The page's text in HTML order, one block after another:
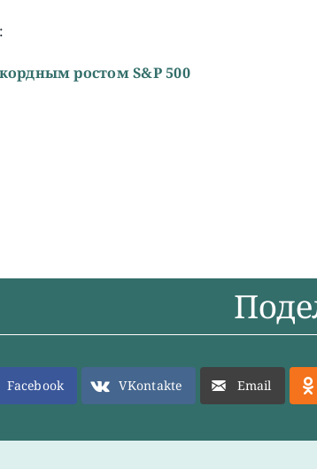
ростом S&P 500
Facebook VKontakte Email